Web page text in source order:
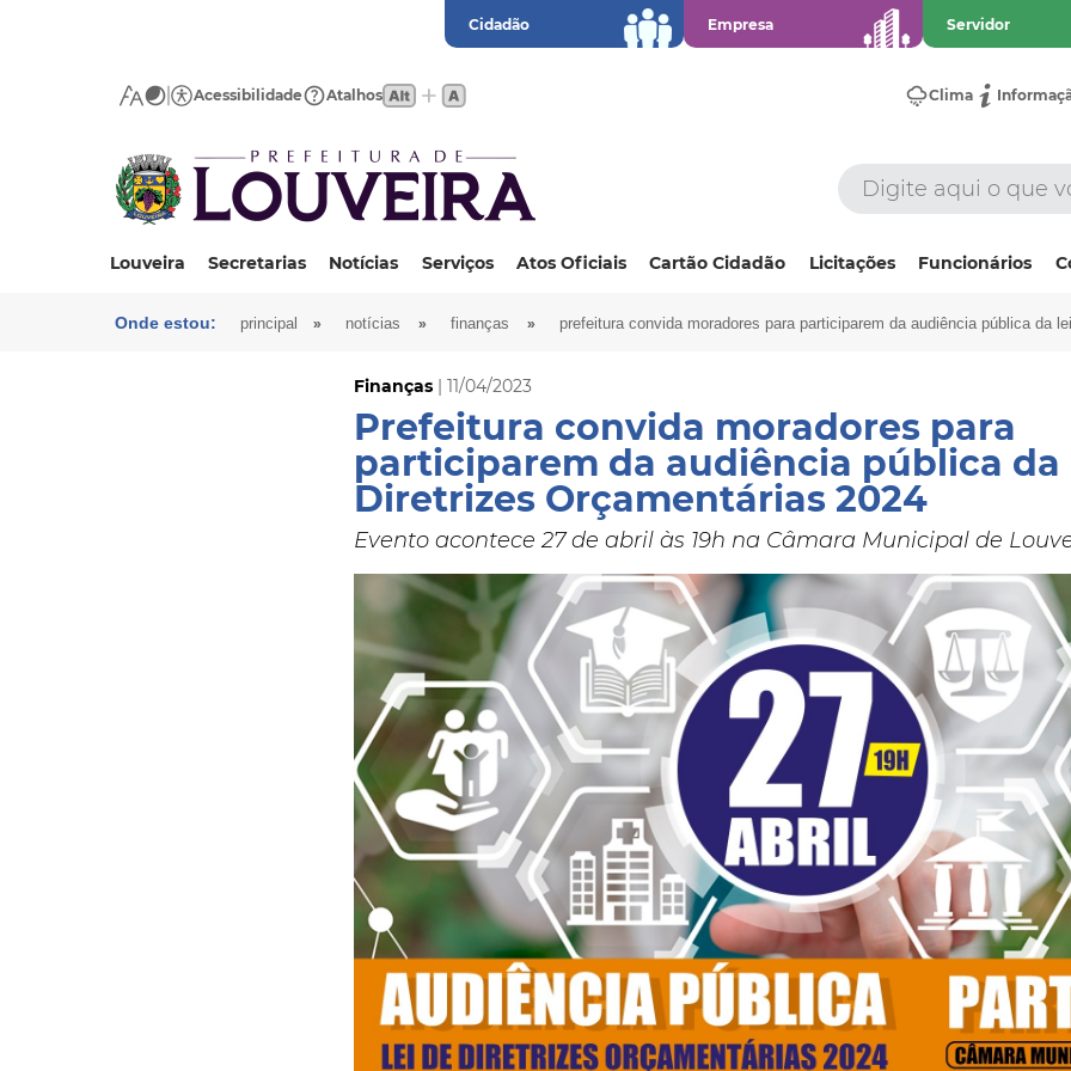
Cidadão Empresa Servidor
Acessibilidade Atalhos Clima
Louveira Secretarias Notícias Serviços Atos Oficiais Cartão Cidadão Licitações Funcionários
Onde estou: principal » notícias » finanças » prefeitura convida moradores para participarem da audiência pública da
Finanças | 11/04/2023
Prefeitura convida moradores para
participarem da audiência pública da
Diretrizes Orçamentárias 2024
Evento acontece 27 de abril às 19h na Câmara Municipal de